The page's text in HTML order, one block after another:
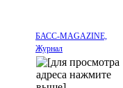
БАСС-MAGAZINE,
Журнал